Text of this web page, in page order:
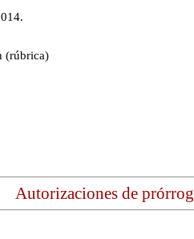
(rúbrica)
Autorizaciones de